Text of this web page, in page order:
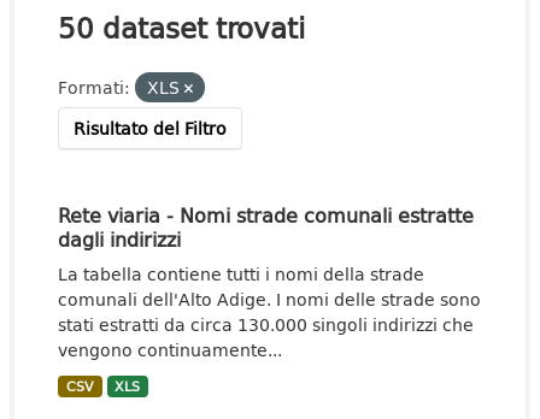
50 dataset trovati
Formati:
XLS
Risultato del Filtro
Rete viaria - Nomi strade comunali estratte
dagli indirizzi
La tabella contiene tutti i nomi della strade
comunali dell'Alto Adige. I nomi delle strade sono
stati estratti da circa 130.000 singoli indirizzi che
vengono continuamente...
CSV XLS